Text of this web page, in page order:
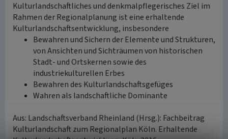
Kulturlandschaftliches und denkmalpflegerisches Ziel im
Rahmen der Regionalplanung ist eine erhaltende
Kulturlandschaftsentwicklung, insbesondere
Bewahren und Sichern der Elemente und Strukturen,
von Ansichten und Sichträumen von historischen
Stadt- und Ortskernen sowie des
industriekulturellen Erbes
Bewahren des Kulturlandschaftsgefüges
Wahren als landschaftliche Dominante
Aus: Landschaftsverband Rheinland (Hrsg.): Fachbeitrag
Kulturlandschaft zum Regionalplan Köln. Erhaltende